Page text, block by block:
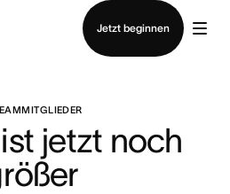
Jetzt beginnen
kontaktieren
jetzt noch